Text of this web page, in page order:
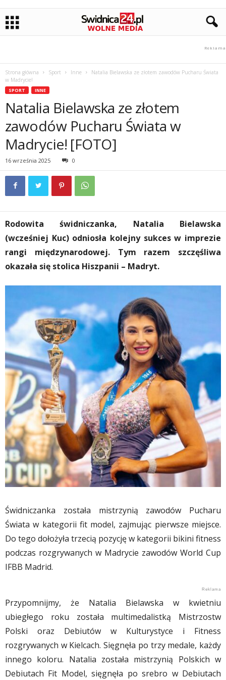
Strona główna Sport Inne
Natalia Bielawska ze złotem zawodów Pucharu Świata
w Madrycie!
SPORT INNE
Natalia Bielawska ze złotem
zawodów Pucharu Świata w
Madrycie! [FOTO]
16 września 2025 0
Rodowita świdniczanka, Natalia Bielawska
(wcześniej Kuc) odniosła kolejny sukces w imprezie
rangi międzynarodowej. Tym razem szczęśliwa
okazała się stolica Hiszpanii – Madryt.
Świdniczanka została mistrzynią zawodów Pucharu
Świata w kategorii fit model, zajmując pierwsze miejsce.
Do tego dołożyła trzecią pozycję w kategorii bikini fitness
podczas rozgrywanych w Madrycie zawodów World Cup
IFBB Madrid.
Przypomnijmy, że Natalia Bielawska w kwietniu
ubiegłego roku została multimedalistką Mistrzostw
Polski oraz Debiutów w Kulturystyce i Fitness
rozgrywanych w Kielcach. Sięgnęła po trzy medale, każdy
innego koloru. Natalia została mistrzynią Polskich w
Debiutach Fit Model, sięgnęła po srebro w Debiutach